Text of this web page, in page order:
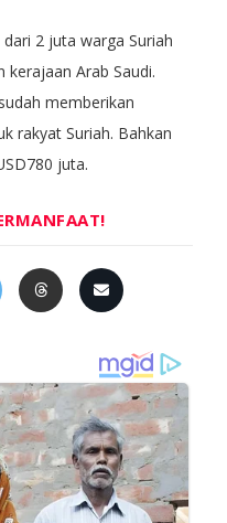
2 juta warga Suriah
Arab Saudi.
memberikan
rakyat Suriah. Bahkan
juta.